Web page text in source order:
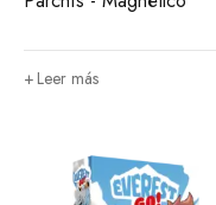
Leer más